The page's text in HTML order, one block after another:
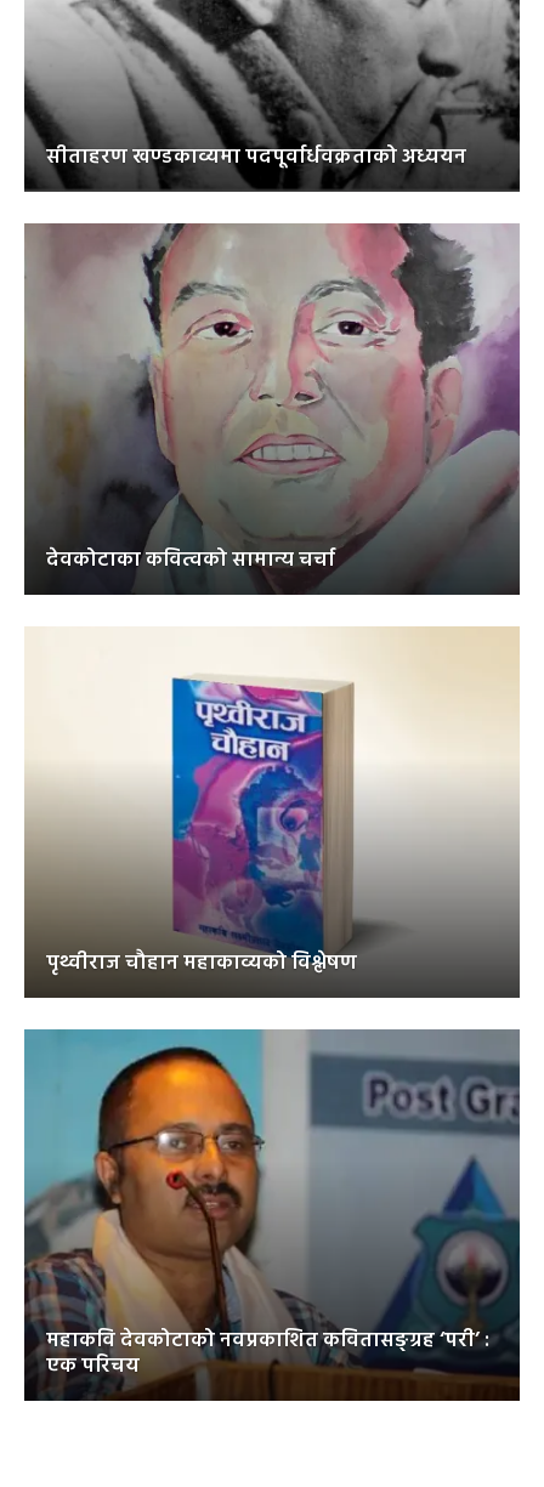
सीताहरण खण्डकाव्यमा पदपूर्वार्धवक्रताको अध्ययन
देवकोटाका कवित्वको सामान्य चर्चा
पृथ्वीराज चौहान महाकाव्यको विश्लेषण
महाकवि देवकोटाको नवप्रकाशित कवितासङ्ग्रह ‘परी’ :
एक परिचय